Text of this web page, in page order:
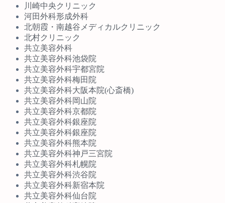
川崎中央クリニック
河田外科形成外科
北朝霞・南越谷メディカルクリニック
北村クリニック
共立美容外科
共立美容外科池袋院
共立美容外科宇都宮院
共立美容外科梅田院
共立美容外科大阪本院(心斎橋)
共立美容外科岡山院
共立美容外科京都院
共立美容外科銀座院
共立美容外科銀座院
共立美容外科熊本院
共立美容外科神戸三宮院
共立美容外科札幌院
共立美容外科渋谷院
共立美容外科新宿本院
共立美容外科仙台院